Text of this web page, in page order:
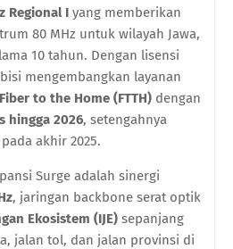
Regional I yang memberikan
80 MHz untuk wilayah Jawa,
10 tahun. Dengan lisensi
mengembangkan layanan
Fiber to the Home (FTTH) dengan
hingga 2026, setengahnya
akhir 2025.
Surge adalah sinergi
, jaringan backbone serat optik
Ekosistem (IJE) sepanjang
jalan tol, dan jalan provinsi di